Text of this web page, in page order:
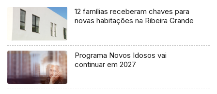
12 famílias receberam chaves para
novas habitações na Ribeira Grande
Programa Novos Idosos vai
continuar em 2027